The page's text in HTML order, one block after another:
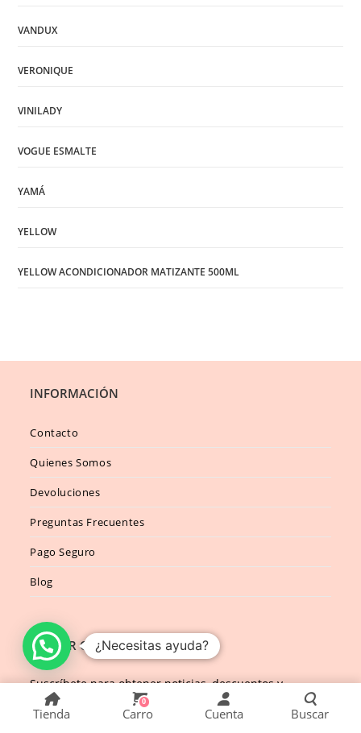
VANDUX
VERONIQUE
VINILADY
VOGUE ESMALTE
YAMÁ
YELLOW
YELLOW ACONDICIONADOR MATIZANTE 500ML
INFORMACIÓN
Contacto
Quienes Somos
Devoluciones
Preguntas Frecuentes
Pago Seguro
Blog
RECIBIR OFERTAS
Suscríbete para obtener noticias, descuentos y
promociones.
Tienda
0
Carro Cuenta Buscar
¿Necesitas ayuda?